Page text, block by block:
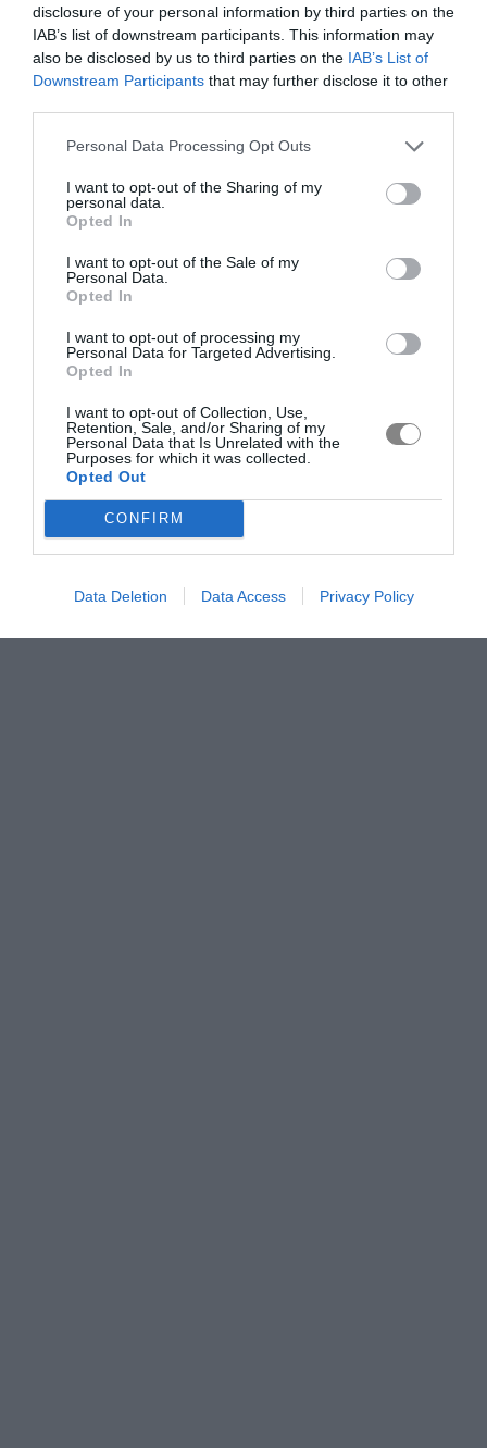
disclosure of your personal information by third parties on the
IAB’s list of downstream participants. This information may
also be disclosed by us to third parties on the IAB’s List of
Downstream Participants that may further disclose it to other
Personal Data Processing Opt Outs
I want to opt-out of the Sharing of my
personal data.
Opted In
I want to opt-out of the Sale of my
Personal Data.
Opted In
I want to opt-out of processing my
Personal Data for Targeted Advertising.
Opted In
I want to opt-out of Collection, Use,
Retention, Sale, and/or Sharing of my
Personal Data that Is Unrelated with the
Purposes for which it was collected.
Opted Out
CONFIRM
Data Deletion Data Access Privacy Policy